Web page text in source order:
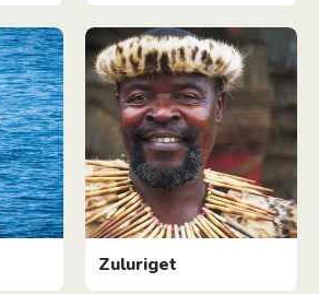
Zuluriget